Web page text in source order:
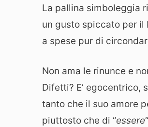
La pallina simboleggia
un gusto spiccato per il
a spese pur di
Non ama le rinunce e
Difetti? E’ egocentrico,
tanto che il suo amore
piuttosto che di “essere